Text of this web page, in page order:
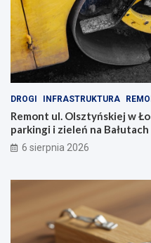
DROGI INFRASTRUKTURA
Remont ul. Olsztyńskiej w
parkingi i zieleń na Bałutach
6 sierpnia 2026